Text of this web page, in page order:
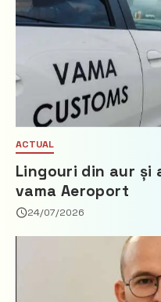
ACTUAL
Lingouri din aur și
vama Aeroport
24/07/2026